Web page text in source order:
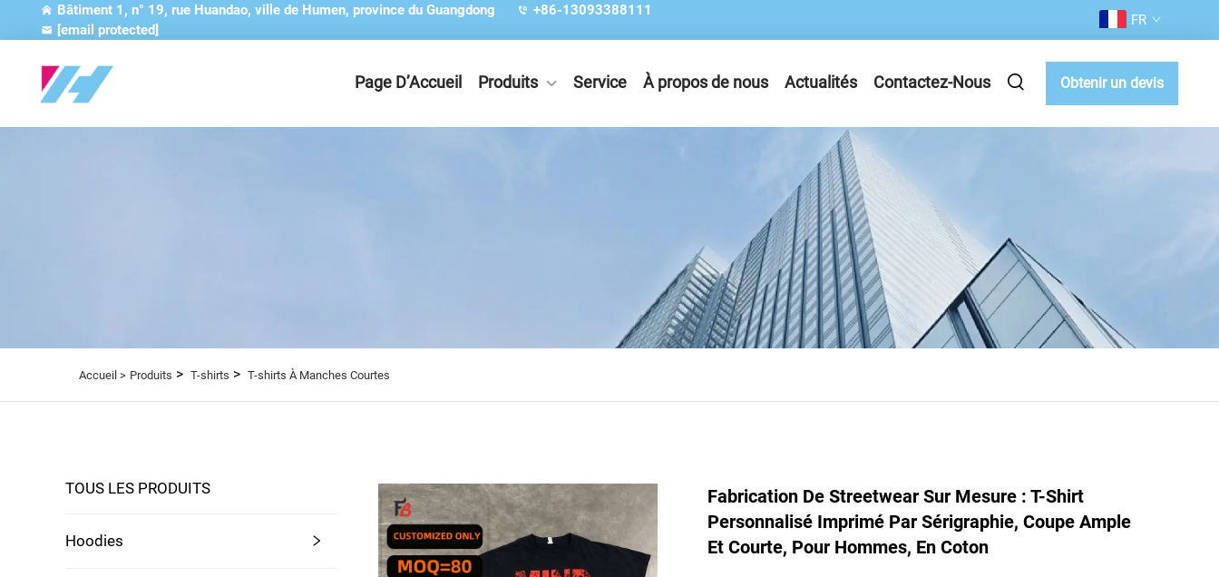
Bâtiment 1, n° 19, rue Huandao, ville de Humen, province du Guangdong
+86-13093388111
[email protected]
FR
Page D’Accueil Produits Service À propos de nous Actualités Contactez-Nous Obtenir un devis
Accueil > Produits > T-shirts > T-shirts À Manches Courtes
TOUS LES PRODUITS
Hoodies
Fabrication De Streetwear Sur Mesure : T-Shirt
Personnalisé Imprimé Par Sérigraphie, Coupe Ample
Et Courte, Pour Hommes, En Coton